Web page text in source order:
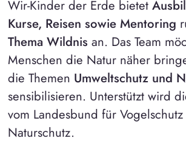
Wir-Kinder der Erde bietet
Kurse, Reisen sowie Mentoring
Thema Wildnis an. Das Team
Menschen die Natur näher
die Themen Umweltschutz und
sensibilisieren. Unterstützt wird
vom Landesbund für
Naturschutz.